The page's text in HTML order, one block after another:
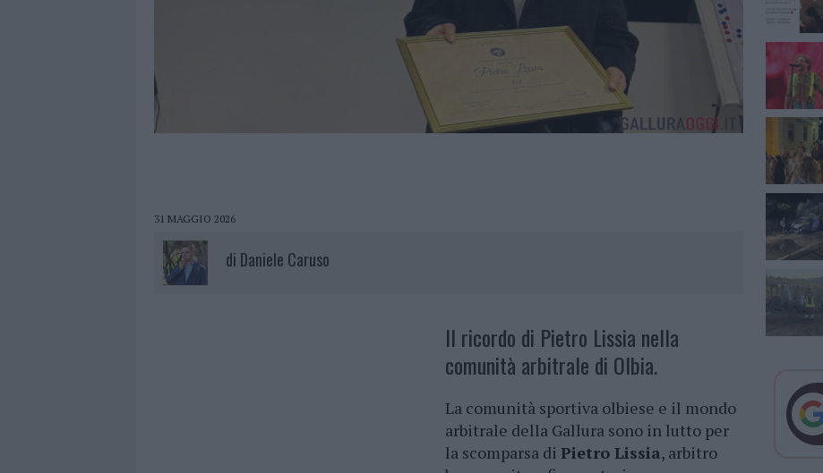
31 MAGGIO 2026
di Daniele Caruso
Il ricordo di Pietro Lissia nella
comunità arbitrale di Olbia.
La comunità sportiva olbiese e il mondo
arbitrale della Gallura sono in lutto per
la scomparsa di Pietro Lissia, arbitro